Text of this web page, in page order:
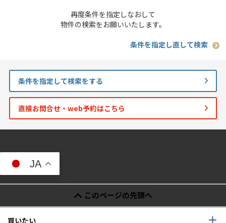
再度条件を指定しなおして
物件の検索をお願いいたします。
条件を指定し直して検索
条件を指定して検索をする
直接お問合せ・web予約はこちら
JA
このページの先頭へ
買いたい